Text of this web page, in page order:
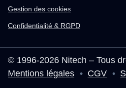
Gestion des cookies
Confidentialité & RGPD
© 1996-2026 Nitech – Tous
Mentions légales • CGV •